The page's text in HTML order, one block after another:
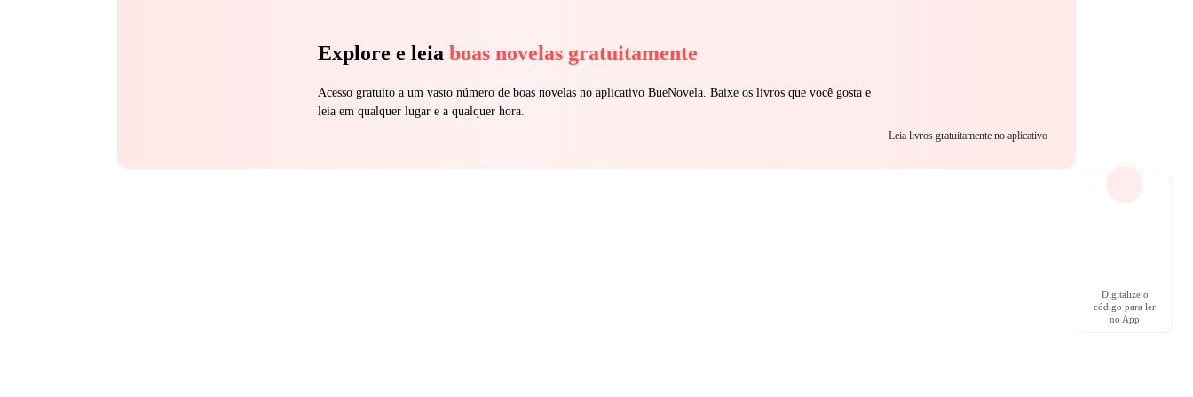
Explore e leia boas novelas gratuitamente
Acesso gratuito a um vasto número de boas novelas no aplicativo BueNovela. Baixe os livros que você gosta e
leia em qualquer lugar e a qualquer hora.
Leia livros gratuitamente no aplicativo
Digitalize o
código para ler
no App